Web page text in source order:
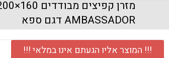
AMBASSADOR דגם ספא
!!! המוצר אליו הגעתם אינו במלאי !!!